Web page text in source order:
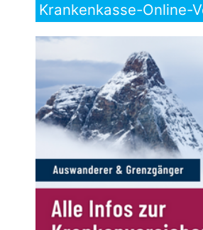
Krankenkasse-Online-